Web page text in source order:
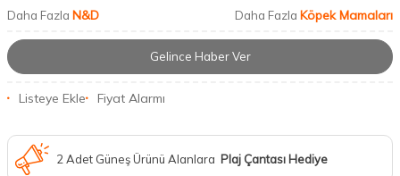
Daha Fazla N&D Daha Fazla Köpek Mamaları
Gelince Haber Ver
Listeye Ekle Fiyat Alarmı
2 Adet Güneş Ürünü Alanlara Plaj Çantası Hediye